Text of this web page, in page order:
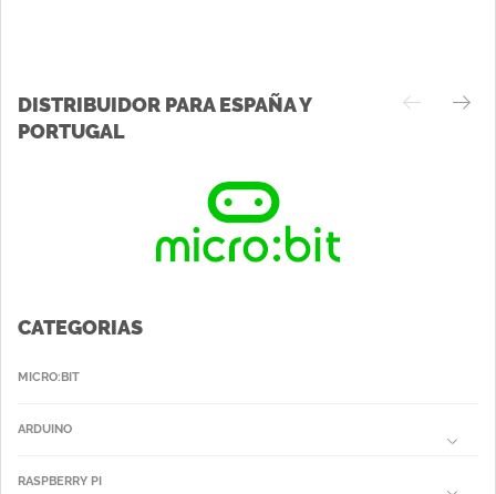
DISTRIBUIDOR PARA ESPAÑA Y
PORTUGAL
CATEGORIAS
MICRO:BIT
ARDUINO
RASPBERRY PI